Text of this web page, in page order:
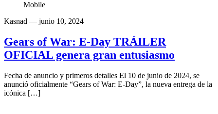
Mobile
Kasnad — junio 10, 2024
Gears of War: E-Day TRÁILER
OFICIAL genera gran entusiasmo
Fecha de anuncio y primeros detalles El 10 de junio de 2024, se
anunció oficialmente “Gears of War: E-Day”, la nueva entrega de la
icónica […]